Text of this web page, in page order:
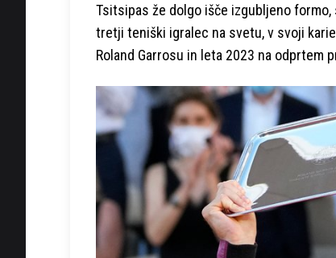
Tsitsipas že dolgo išče izgubljeno
tretji teniški igralec na svetu, v svoji
Roland Garrosu in leta 2023 na odprtem